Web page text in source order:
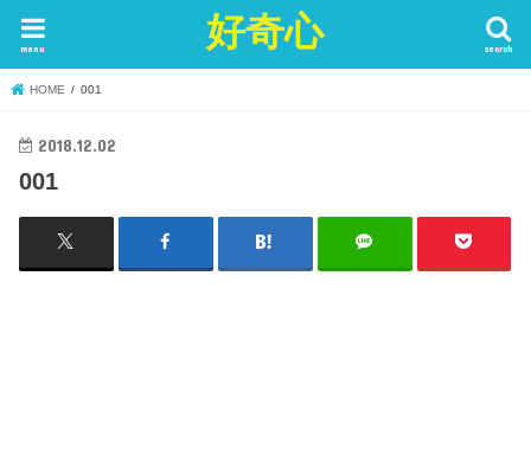
好奇心 search
menu
HOME 001
2018.12.02
001